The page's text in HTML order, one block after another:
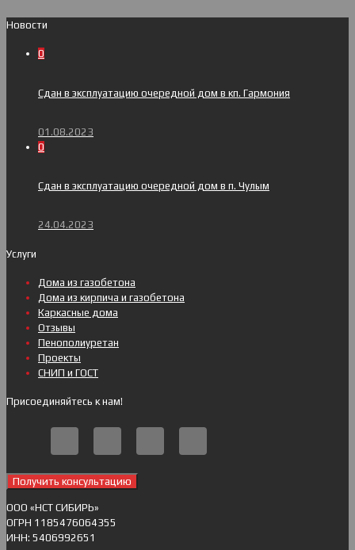
Новости
0
Сдан в эксплуатацию очередной дом в кп. Гармония
01.08.2023
0
Сдан в эксплуатацию очередной дом в п. Чулым
24.04.2023
Услуги
Дома из газобетона
Дома из кирпича и газобетона
Каркасные дома
Отзывы
Пенополиуретан
Проекты
СНИП и ГОСТ
Присоединяйтесь к нам!
Получить консультацию
ОOO «НСТ СИБИРЬ»
ОГРН 1185476064355
ИНН: 5406992651